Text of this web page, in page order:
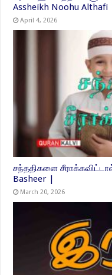
Assheikh Noohu Althafi
April 4, 2026
சந்ததிகளை
Basheer |
March 20, 2026